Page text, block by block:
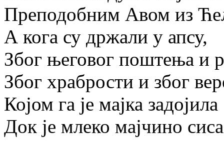
Преподобним Авом из
А кога су држали у апсу,
Због његовог поштења и
Због храбрости и због
Којом га је мајка задојила
Док је млеко мајчино